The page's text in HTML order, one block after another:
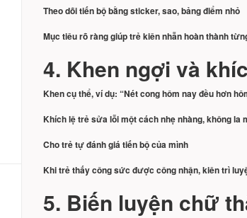
Theo dõi tiến bộ bằng sticker, sao, bảng điểm nhỏ
Mục tiêu rõ ràng giúp trẻ kiên nhẫn hoàn thành
4. Khen ngợi và
Khen cụ thể, ví dụ: “Nét cong hôm nay đều hơn
Khích lệ trẻ sửa lỗi một cách nhẹ nhàng, không la
Cho trẻ tự đánh giá tiến bộ của mình
Khi trẻ thấy công sức được công nhận, kiên trì
5. Biến luyện chữ